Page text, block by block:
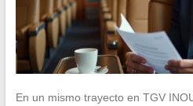
En un mismo trayecto en TGV